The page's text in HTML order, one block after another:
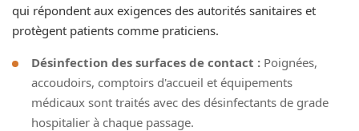
qui répondent aux exigences des autorités sanitaires et
protègent patients comme praticiens.
Désinfection des surfaces de contact : Poignées,
accoudoirs, comptoirs d'accueil et équipements
médicaux sont traités avec des désinfectants de grade
hospitalier à chaque passage.